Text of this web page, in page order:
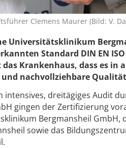
Clemens Maurer (Bild: V.
Universitätsklinikum
Standard DIN EN
Krankenhaus, dass es in
nachvollziehbare
intensives, dreitägiges Audit
gingen der Zertifizierung
Bergmansheil
sowie das